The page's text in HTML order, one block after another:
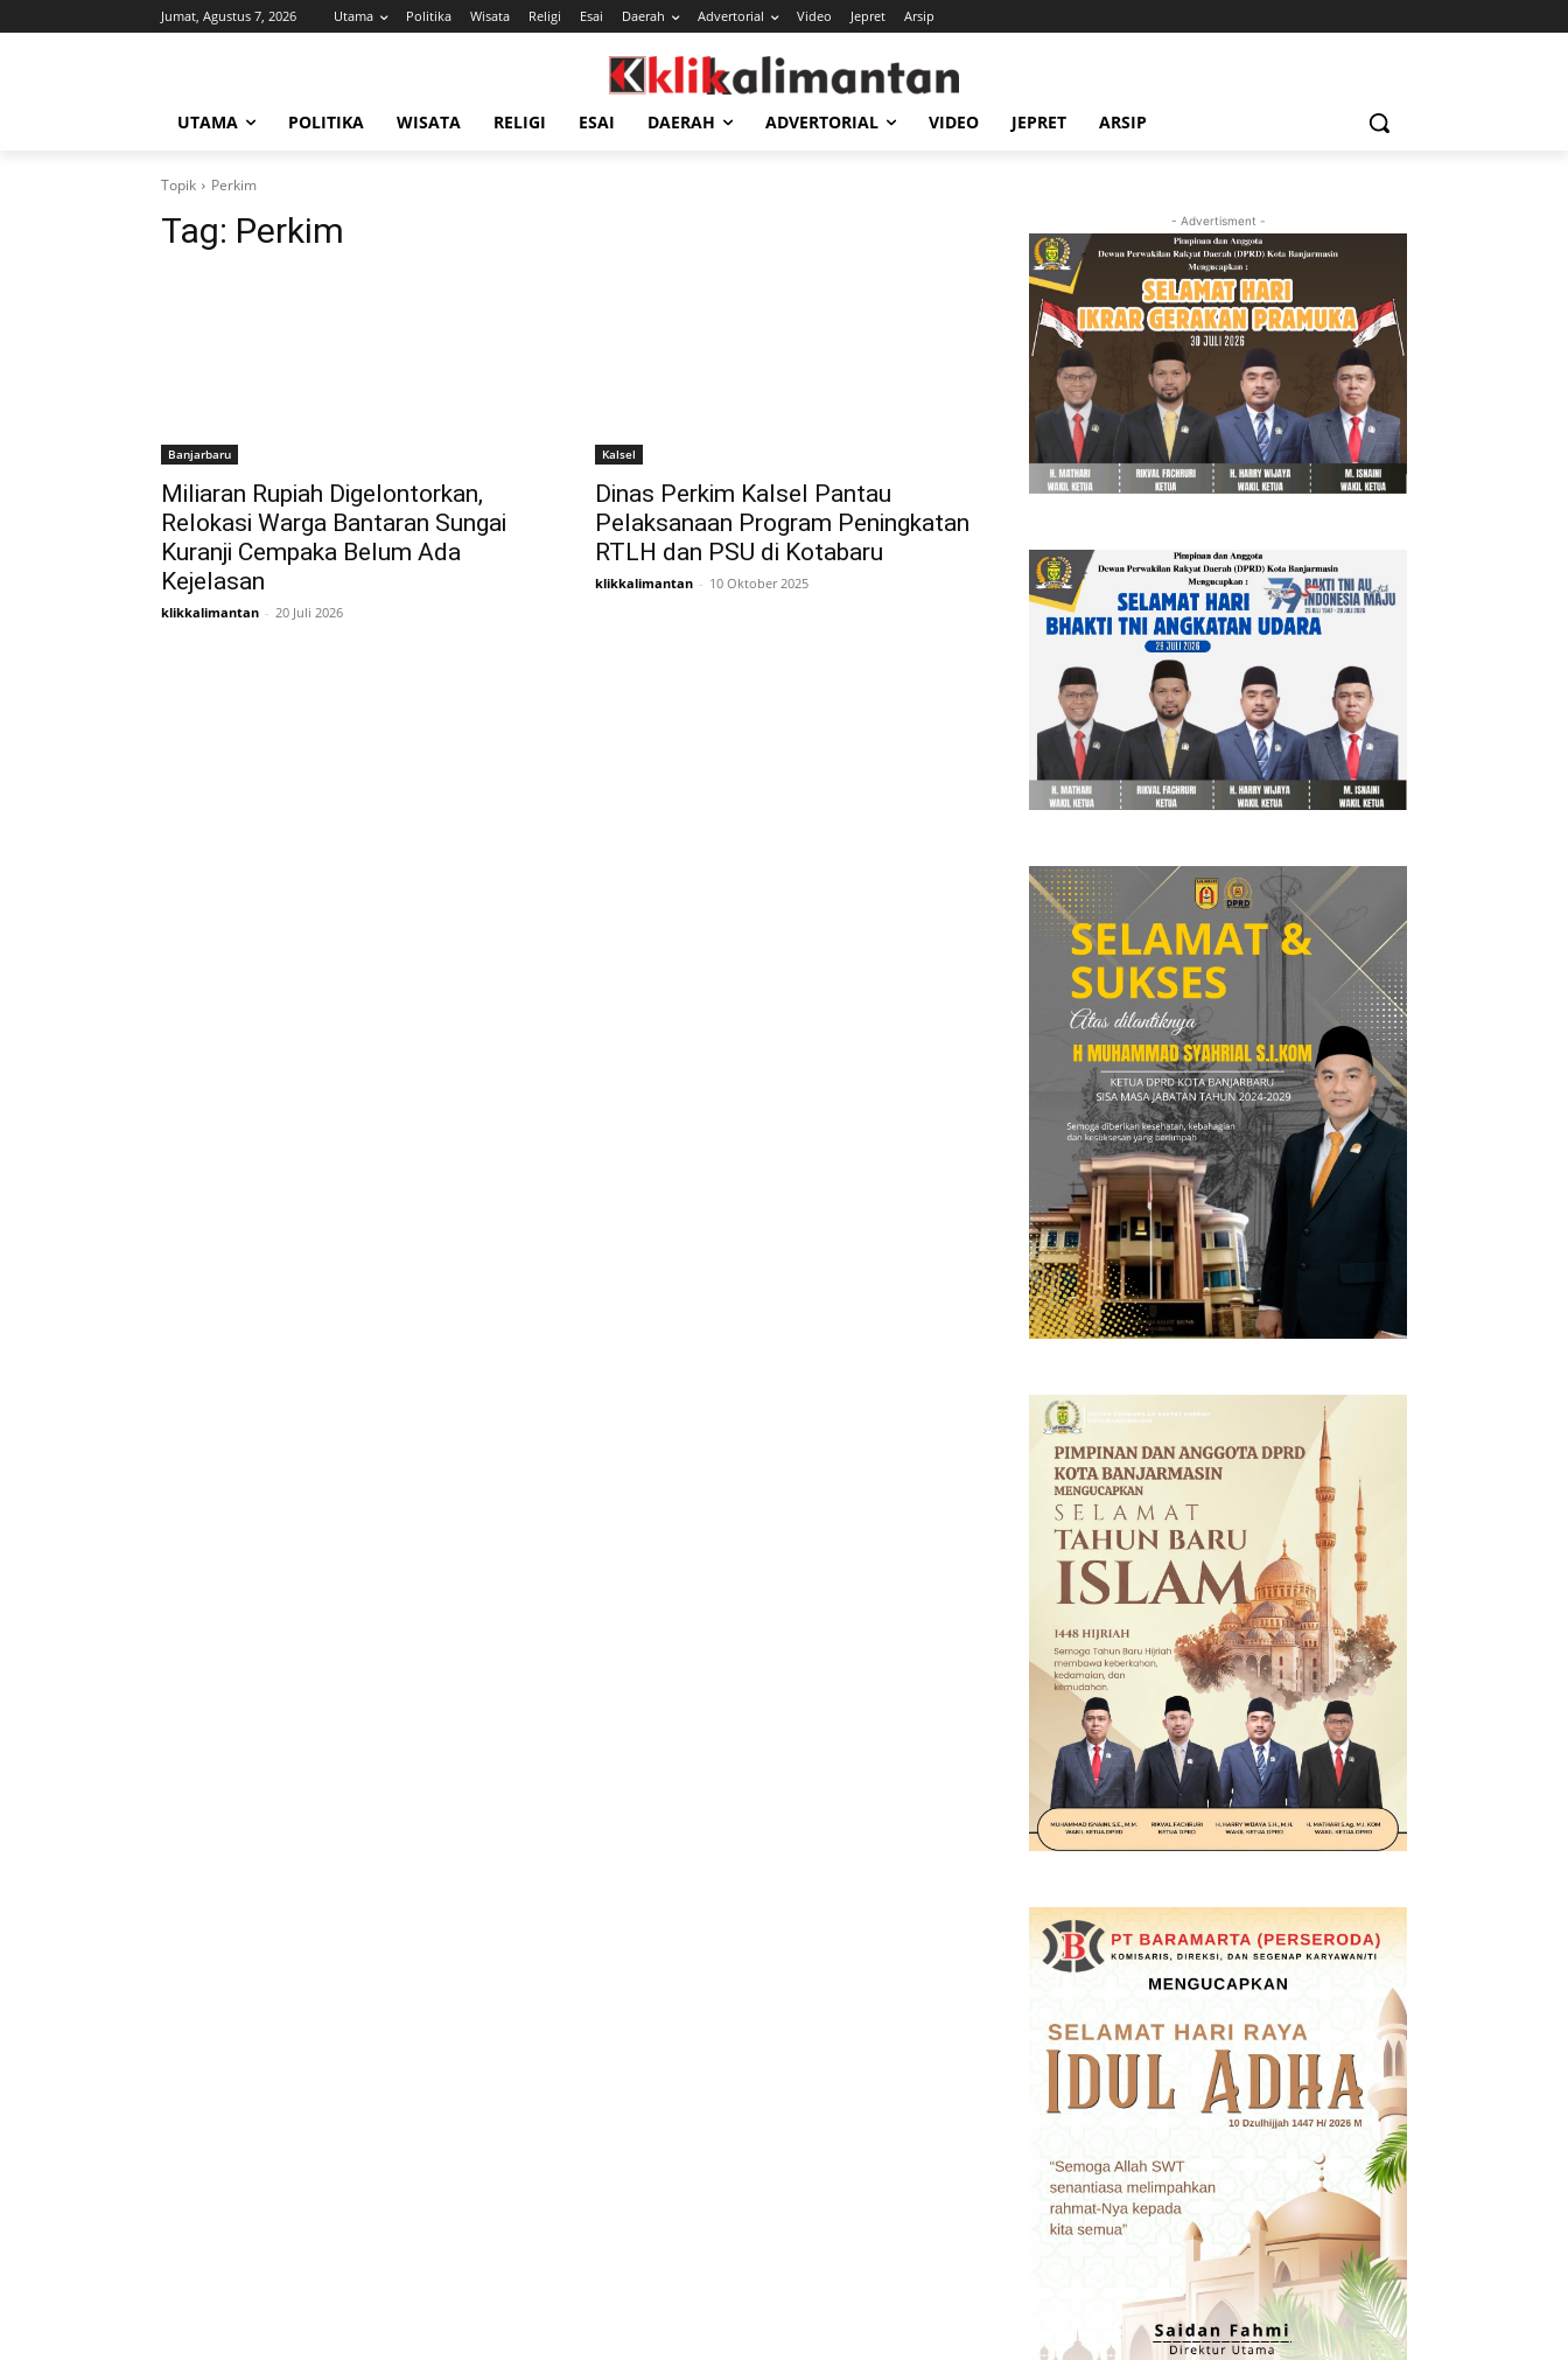
Jumat, Agustus 7, 2026 Utama Politika Wisata Religi Esai Daerah Advertorial Video Jepret Arsip
UTAMA POLITIKA WISATA RELIGI ESAI DAERAH ADVERTORIAL VIDEO JEPRET ARSIP
Topik Perkim
Tag: Perkim
Banjarbaru
Miliaran Rupiah Digelontorkan,
Relokasi Warga Bantaran Sungai
Kuranji Cempaka Belum Ada
Kejelasan
klikkalimantan - 20 Juli 2026
Kalsel
Dinas Perkim Kalsel Pantau
Pelaksanaan Program Peningkatan
RTLH dan PSU di Kotabaru
klikkalimantan - 10 Oktober 2025
- Advertisment -